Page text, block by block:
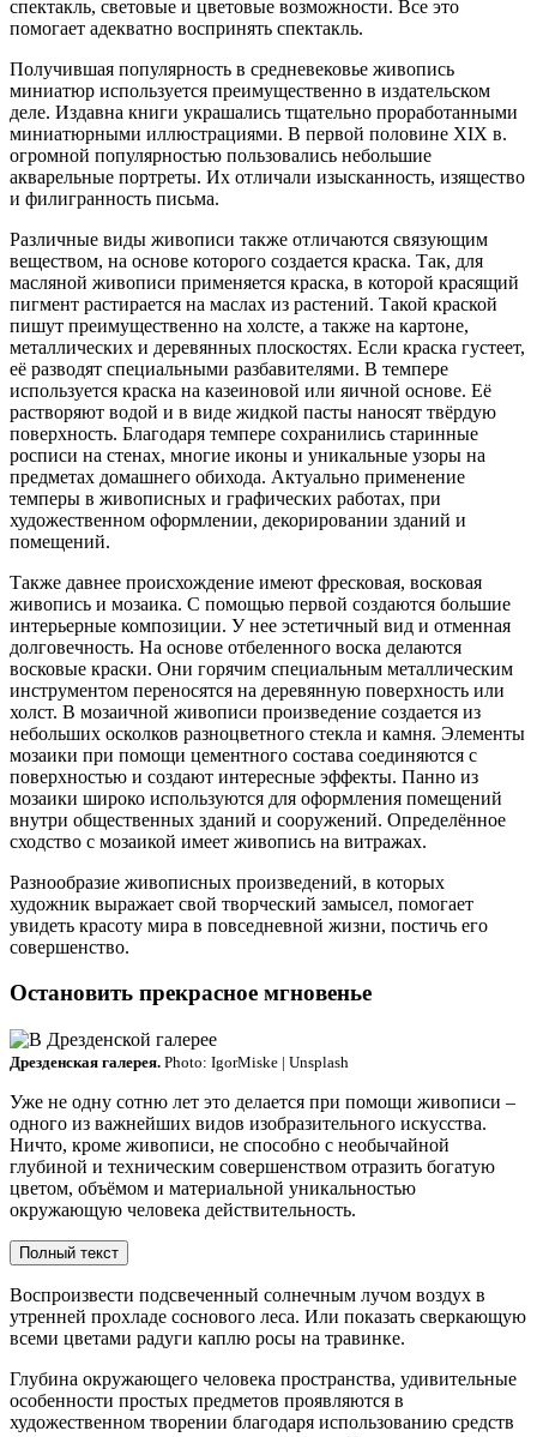
спектакль, световые и цветовые возможности. Все это
помогает адекватно воспринять спектакль.
Получившая популярность в средневековье живопись
миниатюр используется преимущественно в издательском
деле. Издавна книги украшались тщательно проработанными
миниатюрными иллюстрациями. В первой половине ХIХ в.
огромной популярностью пользовались небольшие
акварельные портреты. Их отличали изысканность, изящество
и филигранность письма.
Различные виды живописи также отличаются связующим
веществом, на основе которого создается краска. Так, для
масляной живописи применяется краска, в которой красящий
пигмент растирается на маслах из растений. Такой краской
пишут преимущественно на холсте, а также на картоне,
металлических и деревянных плоскостях. Если краска густеет,
её разводят специальными разбавителями. В темпере
используется краска на казеиновой или яичной основе. Её
растворяют водой и в виде жидкой пасты наносят твёрдую
поверхность. Благодаря темпере сохранились старинные
росписи на стенах, многие иконы и уникальные узоры на
предметах домашнего обихода. Актуально применение
темперы в живописных и графических работах, при
художественном оформлении, декорировании зданий и
помещений.
Также давнее происхождение имеют фресковая, восковая
живопись и мозаика. С помощью первой создаются большие
интерьерные композиции. У нее эстетичный вид и отменная
долговечность. На основе отбеленного воска делаются
восковые краски. Они горячим специальным металлическим
инструментом переносятся на деревянную поверхность или
холст. В мозаичной живописи произведение создается из
небольших осколков разноцветного стекла и камня. Элементы
мозаики при помощи цементного состава соединяются с
поверхностью и создают интересные эффекты. Панно из
мозаики широко используются для оформления помещений
внутри общественных зданий и сооружений. Определённое
сходство с мозаикой имеет живопись на витражах.
Разнообразие живописных произведений, в которых
художник выражает свой творческий замысел, помогает
увидеть красоту мира в повседневной жизни, постичь его
совершенство.
Остановить прекрасное мгновенье
Дрезденская галерея. Photo: IgorMiske | Unsplash
Уже не одну сотню лет это делается при помощи живописи –
одного из важнейших видов изобразительного искусства.
Ничто, кроме живописи, не способно с необычайной
глубиной и техническим совершенством отразить богатую
цветом, объёмом и материальной уникальностью
окружающую человека действительность.
Полный текст
Воспроизвести подсвеченный солнечным лучом воздух в
утренней прохладе соснового леса. Или показать сверкающую
всеми цветами радуги каплю росы на травинке.
Глубина окружающего человека пространства, удивительные
особенности простых предметов проявляются в
художественном творении благодаря использованию средств